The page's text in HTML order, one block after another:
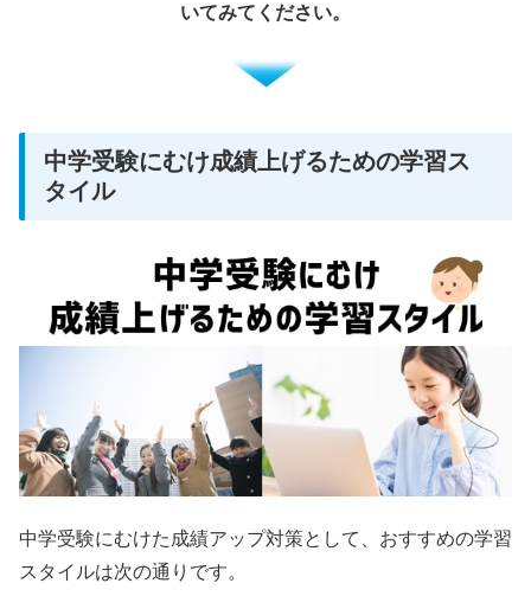
いてみてください。
中学受験にむけ成績上げるための学習ス
タイル
中学受験にむけた成績アップ対策として、おすすめの学習
スタイルは次の通りです。